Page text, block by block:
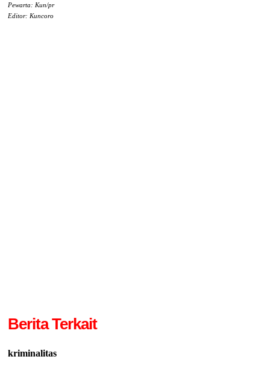
Pewarta: Kun/pr
Editor: Kuncoro
Berita Terkait
kriminalitas